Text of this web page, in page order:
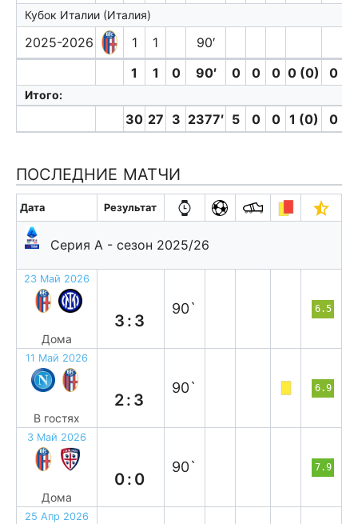
Кубок Италии (Италия)
2025-2026 1 1
90′
1
1 0 90′ 0 0 0 0 (0) 0
Итого:
30 27 3 2377′ 5 0 0 1 (0) 0
ПОСЛЕДНИЕ МАТЧИ
Дата Результат
Серия А - сезон 2025/26
23 Май 2026
Дома
3:3
90` 6.5
11 Май 2026
В гостях
2:3
90` 6.9
3 Май 2026
Дома
0:0
90` 7.9
25 Апр 2026